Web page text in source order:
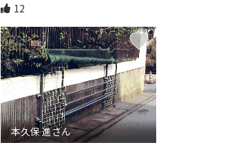
12
本久保 進さん